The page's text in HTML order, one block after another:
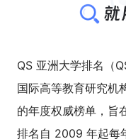
QS 亚洲大学排名（
国际高等教育研究
的年度权威榜单，旨
排名自 2009 年起每